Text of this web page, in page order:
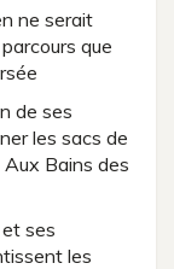
ne serait
que
de ses
les sacs de
Bains des
ses
les